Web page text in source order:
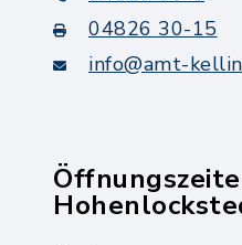
04826 30-15
info@amt-